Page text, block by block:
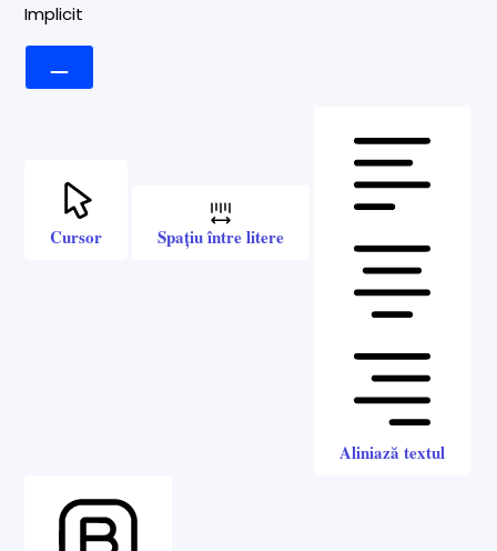
Implicit
Cursor Spațiu între litere
Aliniază textul